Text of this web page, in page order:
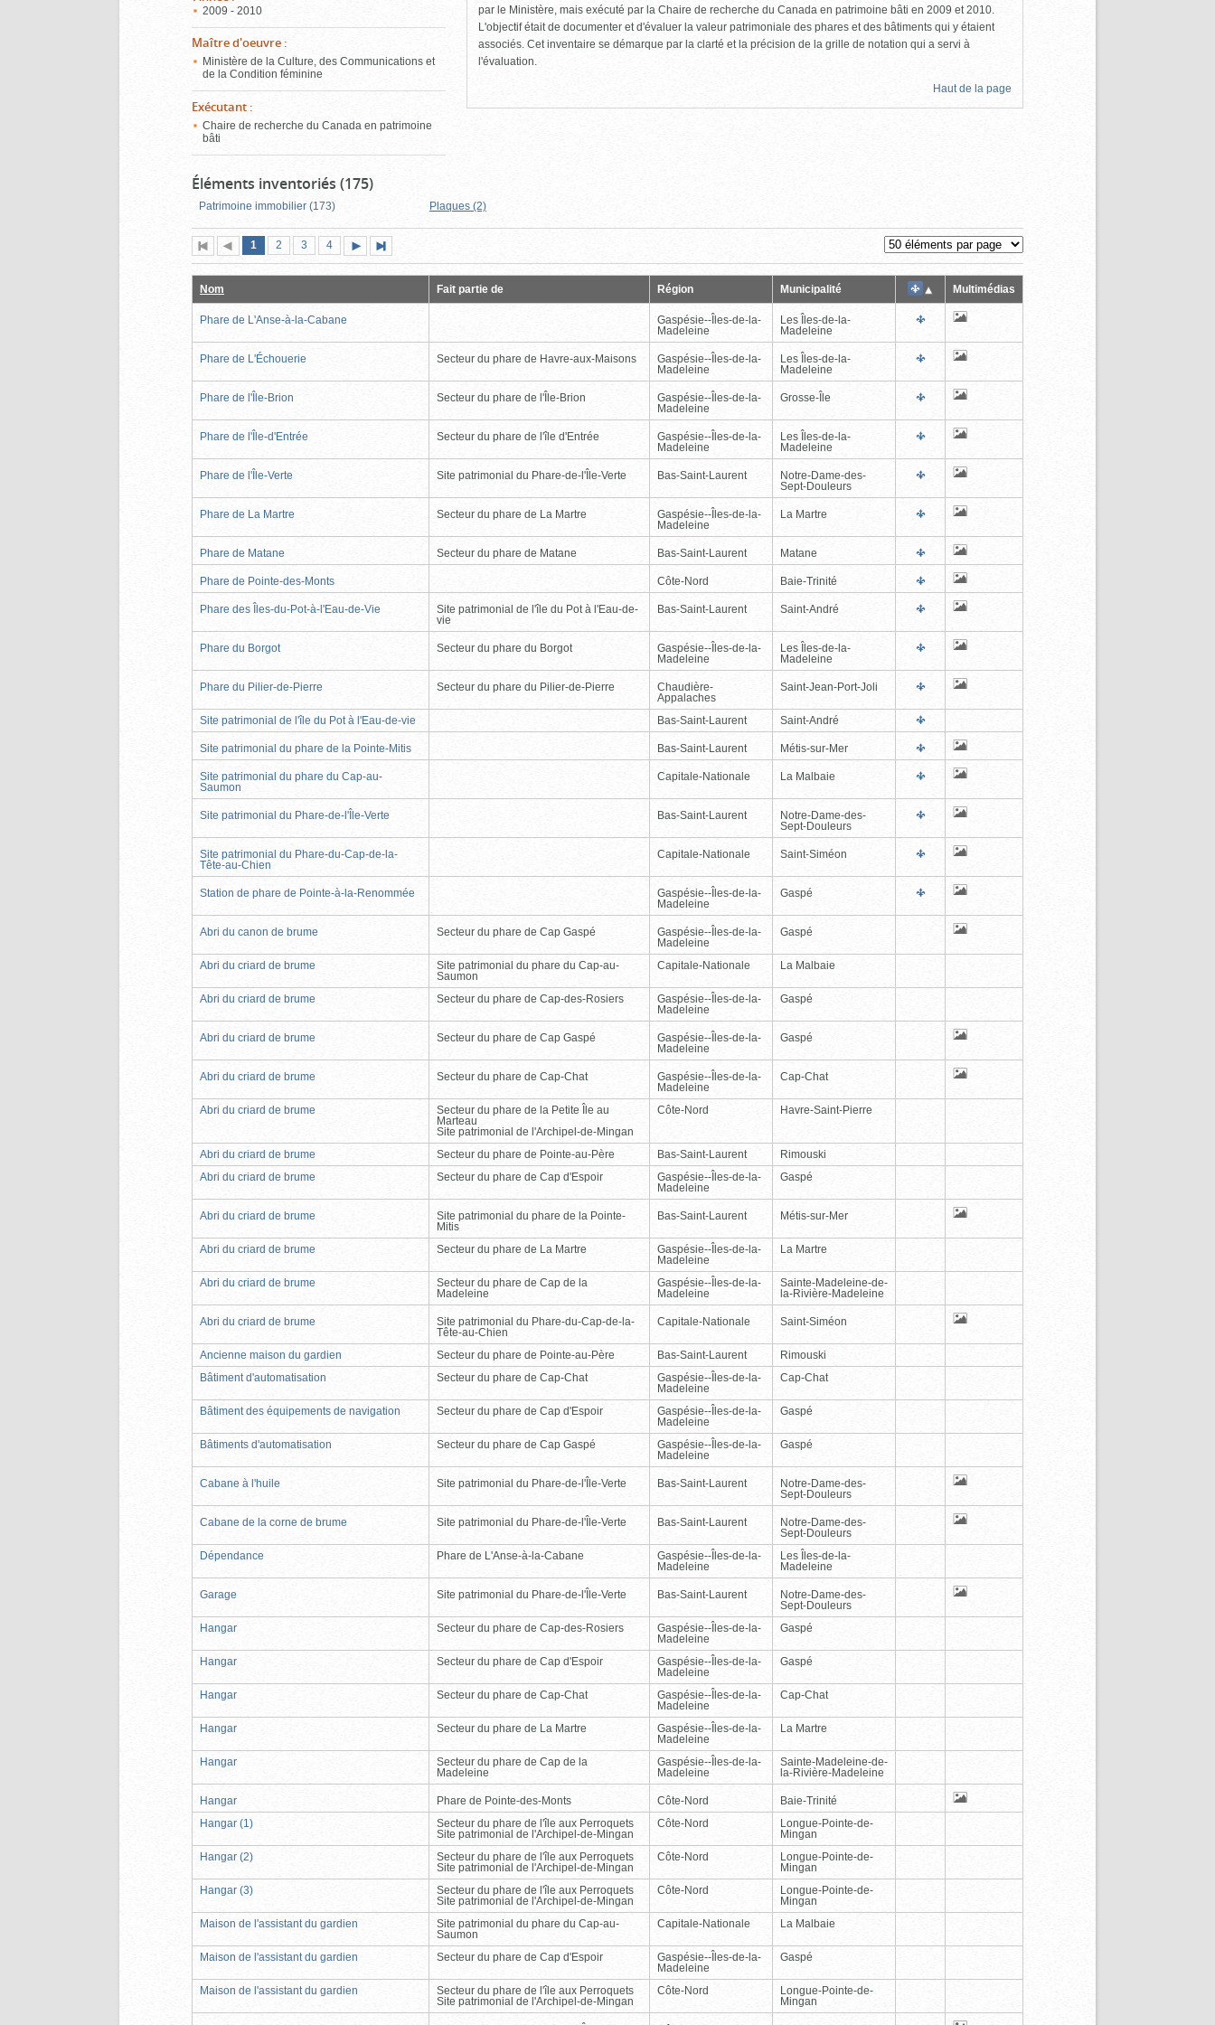
2009 - 2010
Maître d'oeuvre :
Ministère de la Culture, des Communications et
de la Condition féminine
Exécutant :
Chaire de recherche du Canada en patrimoine
bâti
par le Ministère, mais exécuté par la Chaire de recherche du Canada en patrimoine bâti en 2009 et 2010.
L'objectif était de documenter et d'évaluer la valeur patrimoniale des phares et des bâtiments qui y étaient
associés. Cet inventaire se démarque par la clarté et la précision de la grille de notation qui a servi à
l'évaluation.
Haut de la page
Éléments inventoriés (175)
Patrimoine immobilier (173) Plaques (2)
Première
page
Page
précédente
Page
1 (page
actuelle)
Page
2 Page
3 Page
4
suivante
page
Nom Fait partie de Région Municipalité Multimédias
Phare de L'Anse-à-la-Cabane
Gaspésie--Îles-de-la-
Madeleine
Les Îles-de-la-
Madeleine
Phare de L'Échouerie Secteur du phare de Havre-aux-Maisons
Gaspésie--Îles-de-la-
Madeleine
Les Îles-de-la-
Madeleine
Phare de l'Île-Brion Secteur du phare de l'Île-Brion
Gaspésie--Îles-de-la-
Madeleine
Grosse-Île
Phare de l'Île-d'Entrée Secteur du phare de l'île d'Entrée
Gaspésie--Îles-de-la-
Madeleine
Les Îles-de-la-
Madeleine
Phare de l'Île-Verte Site patrimonial du Phare-de-l'Île-Verte Bas-Saint-Laurent
Notre-Dame-des-
Sept-Douleurs
Phare de La Martre Secteur du phare de La Martre
Gaspésie--Îles-de-la-
Madeleine
La Martre
Phare de Matane Secteur du phare de Matane Bas-Saint-Laurent Matane
Phare de Pointe-des-Monts Côte-Nord Baie-Trinité
Phare des Îles-du-Pot-à-l'Eau-de-Vie
Site patrimonial de l'île du Pot à l'Eau-de-
vie
Bas-Saint-Laurent Saint-André
Phare du Borgot Secteur du phare du Borgot
Gaspésie--Îles-de-la-
Madeleine
Les Îles-de-la-
Madeleine
Phare du Pilier-de-Pierre Secteur du phare du Pilier-de-Pierre
Chaudière-
Appalaches
Saint-Jean-Port-Joli
Site patrimonial de l'île du Pot à l'Eau-de-vie Bas-Saint-Laurent Saint-André
Site patrimonial du phare de la Pointe-Mitis Bas-Saint-Laurent Métis-sur-Mer
Site patrimonial du phare du Cap-au-
Saumon
Capitale-Nationale La Malbaie
Site patrimonial du Phare-de-l'Île-Verte Bas-Saint-Laurent
Notre-Dame-des-
Sept-Douleurs
Site patrimonial du Phare-du-Cap-de-la-
Tête-au-Chien
Capitale-Nationale Saint-Siméon
Station de phare de Pointe-à-la-Renommée
Gaspésie--Îles-de-la-
Madeleine
Gaspé
Abri du canon de brume Secteur du phare de Cap Gaspé
Gaspésie--Îles-de-la-
Madeleine
Gaspé
Abri du criard de brume
Site patrimonial du phare du Cap-au-
Saumon
Capitale-Nationale La Malbaie
Abri du criard de brume Secteur du phare de Cap-des-Rosiers
Gaspésie--Îles-de-la-
Madeleine
Gaspé
Abri du criard de brume Secteur du phare de Cap Gaspé
Gaspésie--Îles-de-la-
Madeleine
Gaspé
Abri du criard de brume Secteur du phare de Cap-Chat
Gaspésie--Îles-de-la-
Madeleine
Cap-Chat
Abri du criard de brume
Secteur du phare de la Petite Île au
Marteau
Site patrimonial de l'Archipel-de-Mingan
Côte-Nord Havre-Saint-Pierre
Abri du criard de brume Secteur du phare de Pointe-au-Père Bas-Saint-Laurent
Rimouski
Abri du criard de brume
Secteur du phare de Cap d'Espoir
Gaspésie--Îles-de-la-
Madeleine
Gaspé
Abri du criard de brume
Site patrimonial du phare de la Pointe-
Mitis
Bas-Saint-Laurent Métis-sur-Mer
Abri du criard de brume Secteur du phare de La Martre
Gaspésie--Îles-de-la-
Madeleine
La Martre
Abri du criard de brume
Secteur du phare de Cap de la
Madeleine
Gaspésie--Îles-de-la-
Madeleine
Sainte-Madeleine-de-
la-Rivière-Madeleine
Abri du criard de brume
Site patrimonial du Phare-du-Cap-de-la-
Tête-au-Chien
Capitale-Nationale Saint-Siméon
Ancienne maison du gardien Secteur du phare de Pointe-au-Père Bas-Saint-Laurent
Rimouski
Bâtiment d'automatisation
Secteur du phare de Cap-Chat
Gaspésie--Îles-de-la-
Madeleine
Cap-Chat
Bâtiment des équipements de navigation Secteur du phare de Cap d'Espoir
Gaspésie--Îles-de-la-
Madeleine
Gaspé
Bâtiments d'automatisation Secteur du phare de Cap Gaspé
Gaspésie--Îles-de-la-
Madeleine
Gaspé
Cabane à l'huile Site patrimonial du Phare-de-l'Île-Verte Bas-Saint-Laurent
Notre-Dame-des-
Sept-Douleurs
Cabane de la corne de brume Site patrimonial du Phare-de-l'Île-Verte Bas-Saint-Laurent
Notre-Dame-des-
Sept-Douleurs
Dépendance
Phare de L'Anse-à-la-Cabane
Gaspésie--Îles-de-la-
Madeleine
Les Îles-de-la-
Madeleine
Garage Site patrimonial du Phare-de-l'Île-Verte Bas-Saint-Laurent
Notre-Dame-des-
Sept-Douleurs
Hangar
Secteur du phare de Cap-des-Rosiers
Gaspésie--Îles-de-la-
Madeleine
Gaspé
Hangar Secteur du phare de Cap d'Espoir
Gaspésie--Îles-de-la-
Madeleine
Gaspé
Hangar Secteur du phare de Cap-Chat
Gaspésie--Îles-de-la-
Madeleine
Cap-Chat
Hangar Secteur du phare de La Martre
Gaspésie--Îles-de-la-
Madeleine
La Martre
Hangar
Secteur du phare de Cap de la
Madeleine
Gaspésie--Îles-de-la-
Madeleine
Sainte-Madeleine-de-
la-Rivière-Madeleine
Hangar Phare de Pointe-des-Monts Côte-Nord
Baie-Trinité
Hangar (1)
Secteur du phare de l'île aux Perroquets
Site patrimonial de l'Archipel-de-Mingan
Côte-Nord
Longue-Pointe-de-
Mingan
Hangar (2)
Secteur du phare de l'île aux Perroquets
Site patrimonial de l'Archipel-de-Mingan
Côte-Nord
Longue-Pointe-de-
Mingan
Hangar (3)
Secteur du phare de l'île aux Perroquets
Site patrimonial de l'Archipel-de-Mingan
Côte-Nord
Longue-Pointe-de-
Mingan
Maison de l'assistant du gardien
Site patrimonial du phare du Cap-au-
Saumon
Capitale-Nationale La Malbaie
Maison de l'assistant du gardien Secteur du phare de Cap d'Espoir
Gaspésie--Îles-de-la-
Madeleine
Gaspé
Maison de l'assistant du gardien
Secteur du phare de l'île aux Perroquets
Site patrimonial de l'Archipel-de-Mingan
Côte-Nord
Longue-Pointe-de-
Mingan